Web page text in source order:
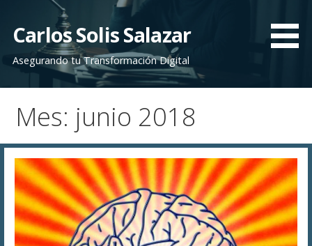
contenido
Carlos Solis Salazar
Asegurando tu Transformación Digital
Mes: junio 2018